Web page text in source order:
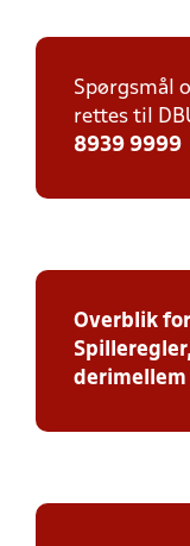
Spørgsmål
rettes til
8939 9999
Overblik
derimellem